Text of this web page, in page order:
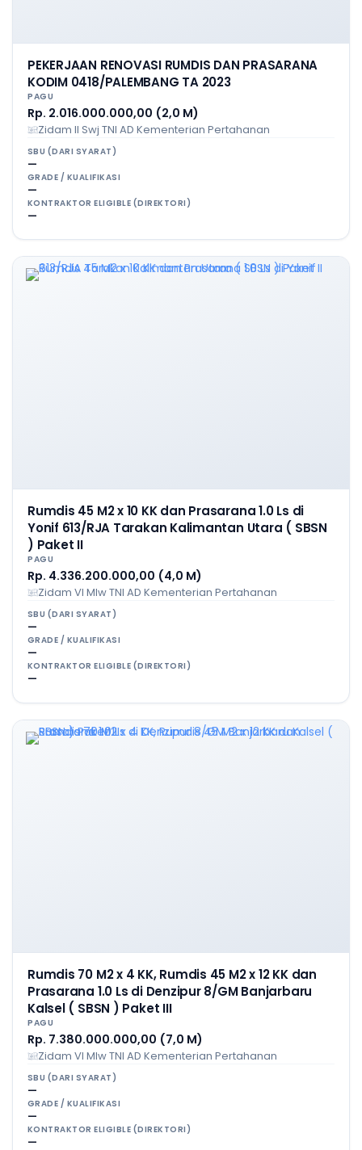
PEKERJAAN RENOVASI RUMDIS DAN PRASARANA
KODIM 0418/PALEMBANG TA 2023
PAGU
Rp. 2.016.000.000,00 (2,0 M)
Zidam II Swj TNI AD Kementerian Pertahanan
SBU (DARI SYARAT)
—
GRADE / KUALIFIKASI
—
KONTRAKTOR ELIGIBLE (DIREKTORI)
—
Rumdis 45 M2 x 10 KK dan Prasarana 1.0 Ls di
Yonif 613/RJA Tarakan Kalimantan Utara ( SBSN
) Paket II
PAGU
Rp. 4.336.200.000,00 (4,0 M)
Zidam VI Mlw TNI AD Kementerian Pertahanan
SBU (DARI SYARAT)
—
GRADE / KUALIFIKASI
—
KONTRAKTOR ELIGIBLE (DIREKTORI)
—
Rumdis 70 M2 x 4 KK, Rumdis 45 M2 x 12 KK dan
Prasarana 1.0 Ls di Denzipur 8/GM Banjarbaru
Kalsel ( SBSN ) Paket III
PAGU
Rp. 7.380.000.000,00 (7,0 M)
Zidam VI Mlw TNI AD Kementerian Pertahanan
SBU (DARI SYARAT)
—
GRADE / KUALIFIKASI
—
KONTRAKTOR ELIGIBLE (DIREKTORI)
—